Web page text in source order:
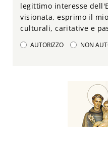
legittimo interesse
visionata, esprimo il
culturali, caritative e
AUTORIZZO NON